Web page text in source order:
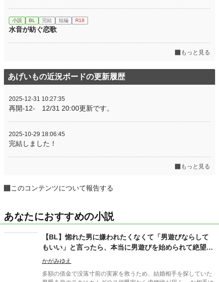
小説 BL 完結 短編 R18
水音が紡ぐ恋歌
もっと見る
あげいもの近況ボードの更新履歴
2025-12-31 10:27:35
再開-12- 12/31 20:00更新です。
2025-10-29 18:06:45
完結しました！
もっと見る
このコンテンツについて報告する
あなたにおすすめの小説
【BL】惚れた男に嫌われたくなくて「男遊びならして
もいい」と言ったら、本当に男遊びを始められて絶望し
ている侯爵令息の話
かがみゆえ
多額の借金で没落寸前の実家を救うため、結婚相手を探していた